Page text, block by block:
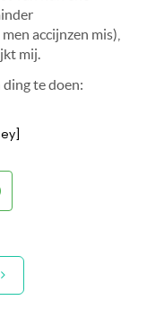
accijnzen mis),
mij.
ding te doen: